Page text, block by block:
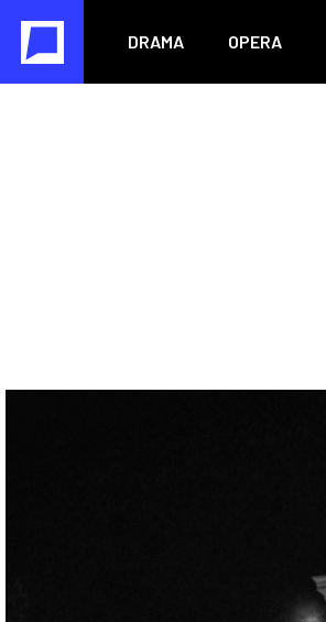
DRAMA OPERA